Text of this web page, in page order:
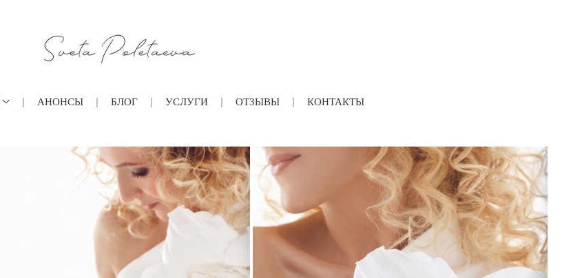
АНОНСЫ БЛОГ УСЛУГИ ОТЗЫВЫ КОНТАКТЫ